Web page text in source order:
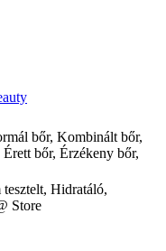
bőr, Kombinált bőr,
bőr, Érzékeny bőr,
Hidratáló,
Store